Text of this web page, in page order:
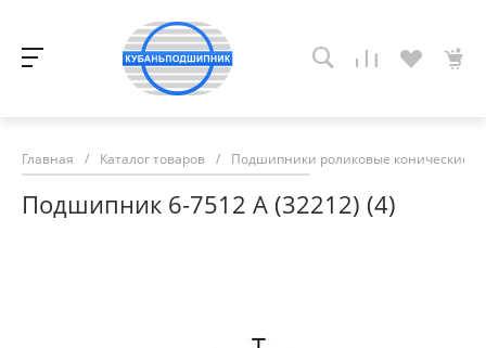
Главная / Каталог товаров / Подшипники роликовые конические
Подшипник 6-7512 А (32212) (4)